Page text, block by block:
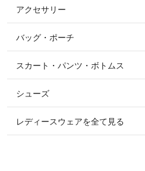
ニット・セーター
シャツ・ブラウス・ワンピース
ショーシャツ
すべてのファッション雑貨
ソックス
ベルト
アクセサリー
すべてのアクセサリー
リング
ピアス・イヤリング
バッグ・ポーチ
スカート・パンツ・ボトムス
シューズ
レディースウェアを全て見る